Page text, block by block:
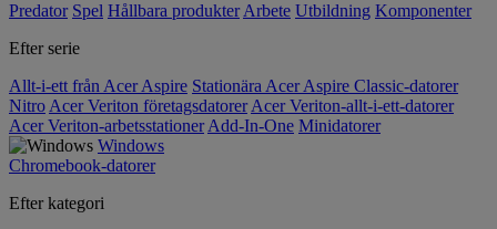
Predator Spel Hållbara produkter Arbete Utbildning Komponenter
Efter serie
Allt-i-ett från Acer Aspire Stationära Acer Aspire Classic-datorer
Nitro Acer Veriton företagsdatorer Acer Veriton-allt-i-ett-datorer
Acer Veriton-arbetsstationer Add-In-One Minidatorer
Windows
Chromebook-datorer
Efter kategori